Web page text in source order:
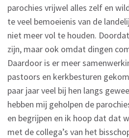
parochies vrijwel alles zelf en
te veel bemoeienis van de
niet meer vol te houden.
zijn, maar ook omdat dingen
Daardoor is er meer
pastoors en kerkbesturen
paar jaar veel bij hen langs
hebben mij geholpen de
en begrijpen en ik hoop dat dat
met de collega’s van het